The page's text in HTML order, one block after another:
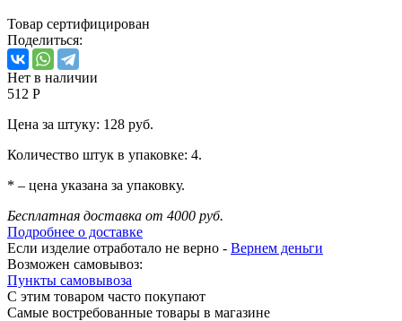
Товар сертифицирован
Поделиться:
Нет в наличии
512 Р
Цена за штуку: 128 руб.
Количество штук в упаковке: 4.
* – цена указана за упаковку.
Бесплатная доставка от 4000 руб.
Подробнее о доставке
Если изделие отработало не верно - Вернем деньги
Возможен самовывоз:
Пункты самовывоза
С этим товаром часто покупают
Самые востребованные товары в магазине